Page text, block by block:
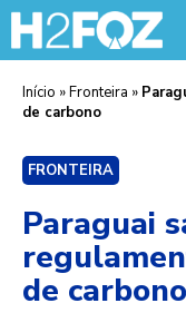
Início »Fronteira »
de carbono
FRONTEIRA
Paraguai
de carbono